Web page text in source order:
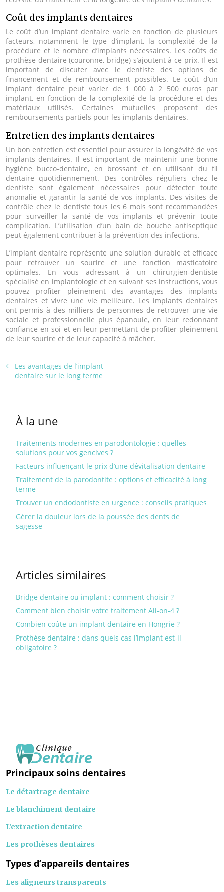
Coût des implants dentaires
Le coût d’un implant dentaire varie en fonction de plusieurs
facteurs, notamment le type d’implant, la complexité de la
procédure et le nombre d’implants nécessaires. Les coûts de
prothèse dentaire (couronne, bridge) s’ajoutent à ce prix. Il est
important de discuter avec le dentiste des options de
financement et de remboursement possibles. Le coût d’un
implant dentaire peut varier de 1 000 à 2 500 euros par
implant, en fonction de la complexité de la procédure et des
matériaux utilisés. Certaines mutuelles proposent des
remboursements partiels pour les implants dentaires.
Entretien des implants dentaires
Un bon entretien est essentiel pour assurer la longévité de vos
implants dentaires. Il est important de maintenir une bonne
hygiène bucco-dentaire, en brossant et en utilisant du fil
dentaire quotidiennement. Des contrôles réguliers chez le
dentiste sont également nécessaires pour détecter toute
anomalie et garantir la santé de vos implants. Des visites de
contrôle chez le dentiste tous les 6 mois sont recommandées
pour surveiller la santé de vos implants et prévenir toute
complication. L’utilisation d’un bain de bouche antiseptique
peut également contribuer à la prévention des infections.
L’implant dentaire représente une solution durable et efficace
pour retrouver un sourire et une fonction masticatoire
optimales. En vous adressant à un chirurgien-dentiste
spécialisé en implantologie et en suivant ses instructions, vous
pouvez profiter pleinement des avantages des implants
dentaires et vivre une vie meilleure. Les implants dentaires
ont permis à des milliers de personnes de retrouver une vie
sociale et professionnelle plus épanouie, en leur redonnant
confiance en soi et en leur permettant de profiter pleinement
de leur sourire et de leur capacité à mâcher.
Les avantages de l’implant
dentaire sur le long terme
À la une
Traitements modernes en parodontologie : quelles
solutions pour vos gencives ?
Facteurs influençant le prix d’une dévitalisation dentaire
Traitement de la parodontite : options et efficacité à long
terme
Trouver un endodontiste en urgence : conseils pratiques
Gérer la douleur lors de la poussée des dents de
sagesse
Articles similaires
Bridge dentaire ou implant : comment choisir ?
Comment bien choisir votre traitement All-on-4 ?
Combien coûte un implant dentaire en Hongrie ?
Prothèse dentaire : dans quels cas l’implant est-il
obligatoire ?
Principaux soins dentaires
Le détartrage dentaire
Le blanchiment dentaire
L’extraction dentaire
Les prothèses dentaires
Types d’appareils dentaires
Les aligneurs transparents